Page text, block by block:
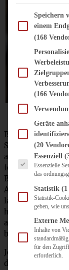
Backbleche mit
Schüssel sieben.
alles mit dem
feuchten
Blech setzen
An einem kühlen
lassen. Ofen
heißen Ofen für
auskühlen
bestäuben.
Je nachdem,
die Backzeit oder
Im Folgenden
Speichern
einem
(168
(166
Geräte
(20
Es folgt eine Liste
Essenziell
Essenzielle
das
Statistik (1
Statistik-
geben, wie
Externe
Inhalte von
für den
erforderlich.